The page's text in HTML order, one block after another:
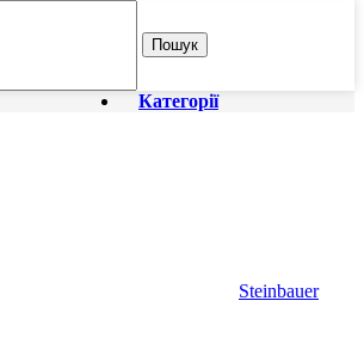
Пошук
Категорії
Steinbauer